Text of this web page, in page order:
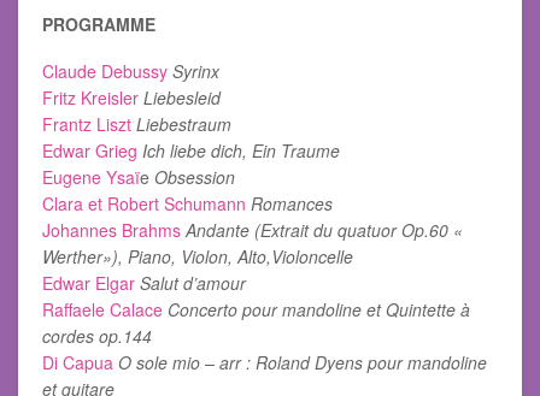
PROGRAMME
Claude Debussy Syrinx
Fritz Kreisler Liebesleid
Frantz Liszt Liebestraum
Edwar Grieg Ich liebe dich, Ein Traume
Eugene Ysaïe Obsession
Clara et Robert Schumann Romances
Johannes Brahms Andante (Extrait du quatuor Op.60 «
Werther»), Piano, Violon, Alto,Violoncelle
Edwar Elgar Salut d’amour
Raffaele Calace Concerto pour mandoline et Quintette à
cordes op.144
Di Capua O sole mio – arr : Roland Dyens pour mandoline
et guitare